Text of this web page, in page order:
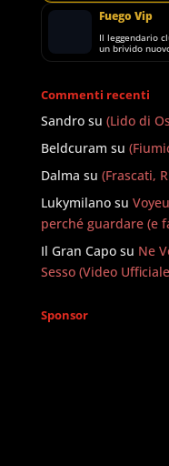
Fuego Vip
Il leggendario
un brivido
Commenti recenti
Sandrosu (Lido di
Beldcuram su
Dalma su (Frascati,
Lukymilanosu
perché guardare (e
Il Gran Caposu Ne
Sesso (Video
Sponsor